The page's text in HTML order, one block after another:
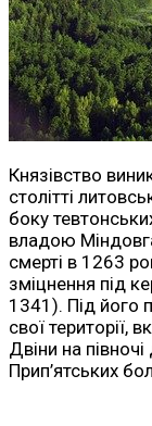
Князівство
столітті
боку
владою
смерті в 1263
зміцнення під
1341). Під його
свої території,
Двіни на
Прип’ятських